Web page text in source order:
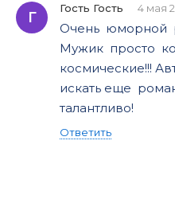
Г
Гость Гость 4 мая
Очень юморной
Мужик просто
космические!!!
искать еще
талантливо!
Ответить